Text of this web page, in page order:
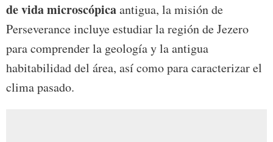
de vida microscópicaantigua, la misión de
Perseverance incluye estudiar la región de Jezero
para comprender la geología y la antigua
habitabilidad del área, así como para caracterizar el
clima pasado.